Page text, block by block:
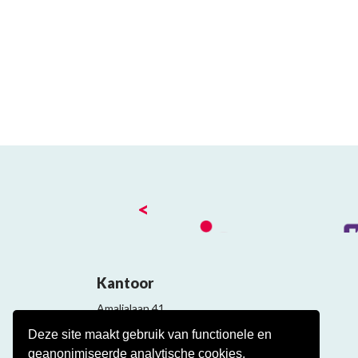
Deze site maakt gebruik van functionele en
geanonimiseerde analytische cookies.
<
Kantoor
Amalialaan 41
Contact